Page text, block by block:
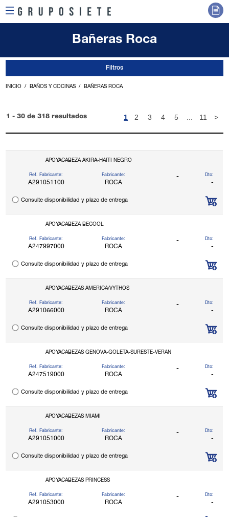
Bañeras Roca
Filtros
INICIO BAÑOS Y COCINAS BAÑERAS ROCA
1 - 30 de 318 resultados 1 2 3 4 5 11 >
APOYACABEZA AKIRA-HAITI NEGRO
Ref. Fabricante:
A291051100
Fabricante:
ROCA
- Dto:
-
Consulte disponibilidad y plazo de entrega
APOYACABEZA BECOOL
Ref. Fabricante:
A247997000
Fabricante:
ROCA
- Dto:
-
Consulte disponibilidad y plazo de entrega
APOYACABEZAS AMERICA/VYTHOS
Ref. Fabricante:
A291066000
Fabricante:
ROCA
- Dto:
-
Consulte disponibilidad y plazo de entrega
APOYACABEZAS GENOVA-GOLETA-SURESTE-VERAN
Ref. Fabricante:
A247519000
Fabricante:
ROCA
- Dto:
-
Consulte disponibilidad y plazo de entrega
APOYACABEZAS MIAMI
Ref. Fabricante:
A291051000
Fabricante:
ROCA
- Dto:
-
Consulte disponibilidad y plazo de entrega
APOYACABEZAS PRINCESS
Ref. Fabricante:
A291053000
Fabricante:
ROCA
- Dto:
-